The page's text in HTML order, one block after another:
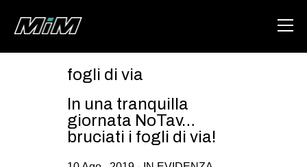
ABOUT
AREA
fogli di via
In una tranquilla
giornata NoTav…
bruciati i fogli di via!